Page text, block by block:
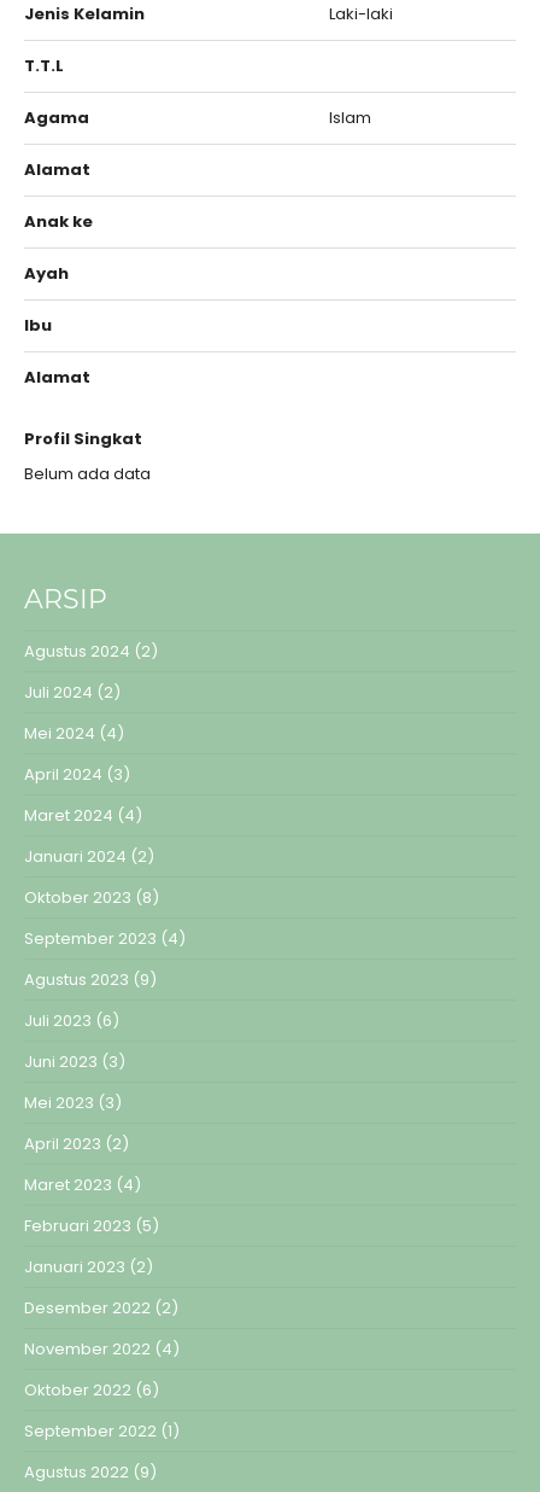
Jenis Kelamin Laki-laki
T.T.L
Agama Islam
Alamat
Anak ke
Ayah
Ibu
Alamat
Profil Singkat
Belum ada data
ARSIP
Agustus 2024 (2)
Juli 2024 (2)
Mei 2024 (4)
April 2024 (3)
Maret 2024 (4)
Januari 2024 (2)
Oktober 2023 (8)
September 2023 (4)
Agustus 2023 (9)
Juli 2023 (6)
Juni 2023 (3)
Mei 2023 (3)
April 2023 (2)
Maret 2023 (4)
Februari 2023 (5)
Januari 2023 (2)
Desember 2022 (2)
November 2022 (4)
Oktober 2022 (6)
September 2022 (1)
Agustus 2022 (9)